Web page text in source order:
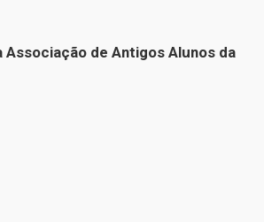
de Antigos Alunos da